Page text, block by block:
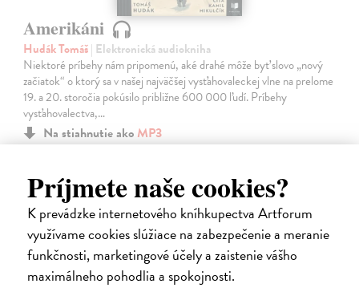
Príjmete naše cookies?
K prevádzke internetového kníhkupectva Artforum
využívame cookies slúžiace na zabezpečenie a meranie
funkčnosti, marketingové účely a zaistenie vášho
maximálneho pohodlia a spokojnosti.
Amerikáni
Hudák Tomáš| Elektronická audiokniha
Niektoré príbehy nám pripomenú, aké drahé môže byť slovo „nový
začiatok“ o ktorý sa v našej najväčšej vysťahovaleckej vlne na prelome
19. a 20. storočia pokúsilo približne 600 000 ľudí. Príbehy
vysťahovalectva,…
Na stiahnutie akoMP3